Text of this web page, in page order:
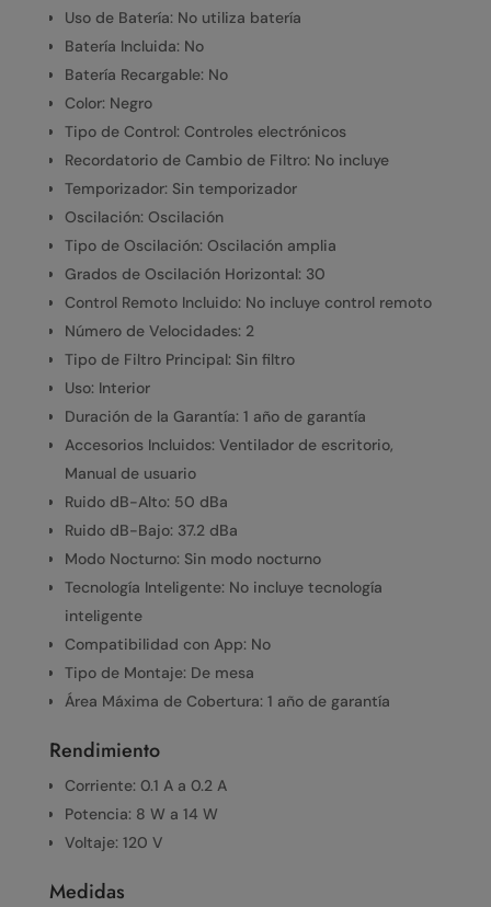
Uso de Batería: No utiliza batería
Batería Incluida: No
Batería Recargable: No
Color: Negro
Tipo de Control: Controles electrónicos
Recordatorio de Cambio de Filtro: No incluye
Temporizador: Sin temporizador
Oscilación: Oscilación
Tipo de Oscilación: Oscilación amplia
Grados de Oscilación Horizontal: 30
Control Remoto Incluido: No incluye control remoto
Número de Velocidades: 2
Tipo de Filtro Principal: Sin filtro
Uso: Interior
Duración de la Garantía: 1 año de garantía
Accesorios Incluidos: Ventilador de escritorio,
Manual de usuario
Ruido dB-Alto: 50 dBa
Ruido dB-Bajo: 37.2 dBa
Modo Nocturno: Sin modo nocturno
Tecnología Inteligente: No incluye tecnología
inteligente
Compatibilidad con App: No
Tipo de Montaje: De mesa
Área Máxima de Cobertura: 1 año de garantía
Rendimiento
Corriente: 0.1 A a 0.2 A
Potencia: 8 W a 14 W
Voltaje: 120 V
Medidas